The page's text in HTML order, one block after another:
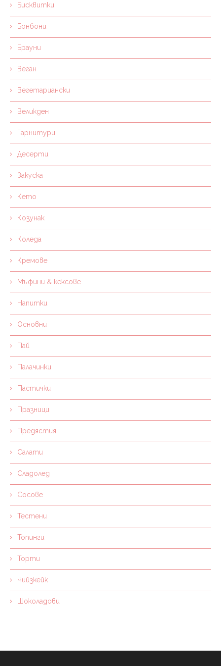
Бисквитки
Бонбони
Брауни
Веган
Вегетариански
Великден
Гарнитури
Десерти
Закуска
Кето
Козунак
Коледа
Кремове
Мъфини & кексове
Напитки
Основни
Пай
Палачинки
Пастички
Празници
Предястия
Салати
Сладолед
Сосове
Тестени
Топинги
Торти
Чийзкейк
Шоколадови